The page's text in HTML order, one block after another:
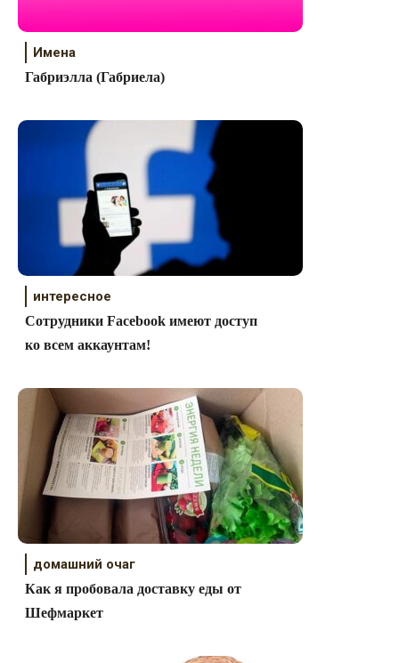
Имена
Габриэлла (Габриела)
интересное
Сотрудники Facebook имеют доступ
ко всем аккаунтам!
домашний очаг
Как я пробовала доставку еды от
Шефмаркет